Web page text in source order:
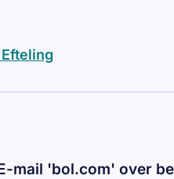
mail 'bol.com' over